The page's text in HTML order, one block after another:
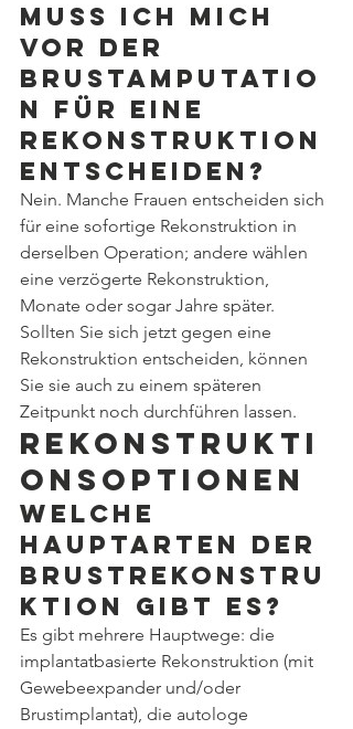
Muss ich mich
vor der
Brustamputatio
n für eine
Rekonstruktion
entscheiden?
Nein. Manche Frauen entscheiden sich
für eine sofortige Rekonstruktion in
derselben Operation; andere wählen
eine verzögerte Rekonstruktion,
Monate oder sogar Jahre später.
Sollten Sie sich jetzt gegen eine
Rekonstruktion entscheiden, können
Sie sie auch zu einem späteren
Zeitpunkt noch durchführen lassen.
Rekonstrukti
onsoptionen
Welche
Hauptarten der
Brustrekonstru
ktion gibt es?
Es gibt mehrere Hauptwege: die
implantatbasierte Rekonstruktion (mit
Gewebeexpander und/oder
Brustimplantat), die autologe